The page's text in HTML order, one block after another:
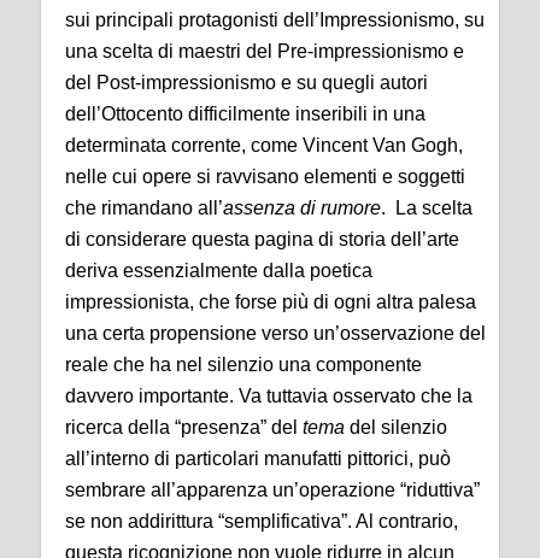
sui principali protagonisti dell’Impressionismo, su
una scelta di maestri del Pre-impressionismo e
del Post-impressionismo e su quegli autori
dell’Ottocento difficilmente inseribili in una
determinata corrente, come Vincent Van Gogh,
nelle cui opere si ravvisano elementi e soggetti
che rimandano all’assenza di rumore. La scelta
di considerare questa pagina di storia dell’arte
deriva essenzialmente dalla poetica
impressionista, che forse più di ogni altra palesa
una certa propensione verso un’osservazione del
reale che ha nel silenzio una componente
davvero importante. Va tuttavia osservato che la
ricerca della “presenza” del tema del silenzio
all’interno di particolari manufatti pittorici, può
sembrare all’apparenza un’operazione “riduttiva”
se non addirittura “semplificativa”. Al contrario,
questa ricognizione non vuole ridurre in alcun